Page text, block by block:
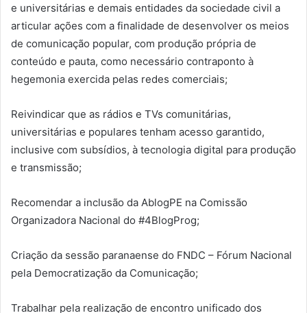
e universitárias e demais entidades da sociedade civil a
articular ações com a finalidade de desenvolver os meios
de comunicação popular, com produção própria de
conteúdo e pauta, como necessário contraponto à
hegemonia exercida pelas redes comerciais;
Reivindicar que as rádios e TVs comunitárias,
universitárias e populares tenham acesso garantido,
inclusive com subsídios, à tecnologia digital para produção
e transmissão;
Recomendar a inclusão da AblogPE na Comissão
Organizadora Nacional do #4BlogProg;
Criação da sessão paranaense do FNDC – Fórum Nacional
pela Democratização da Comunicação;
Trabalhar pela realização de encontro unificado dos